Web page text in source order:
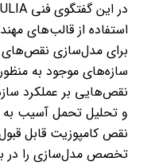
برای مدل‌سازی نقص‌های
سازه‌های موجود به
نقص‌هایی بر عملکرد
و تحلیل تحمل آسیب به
نقص کامپوزیت قابل
تخصص مدل‌سازی را در